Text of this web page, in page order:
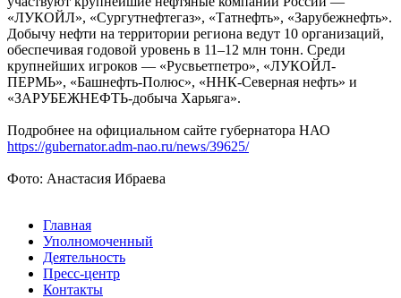
«ЛУКОЙЛ», «Сургутнефтегаз», «Татнефть», «Зарубежнефть».
Добычу нефти на территории региона ведут 10 организаций,
обеспечивая годовой уровень в 11–12 млн тонн. Среди
крупнейших игроков — «Русвьетпетро», «ЛУКОЙЛ-
ПЕРМЬ», «Башнефть-Полюс», «ННК-Северная нефть» и
«ЗАРУБЕЖНЕФТЬ-добыча Харьяга».
Подробнее на официальном сайте губернатора НАО
https://gubernator.adm-nao.ru/news/39625/
Фото: Анастасия Ибраева
Главная
Уполномоченный
Деятельность
Пресс-центр
Контакты